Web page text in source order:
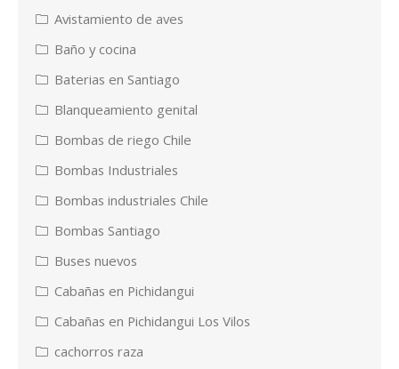
Avistamiento de aves
Baño y cocina
Baterias en Santiago
Blanqueamiento genital
Bombas de riego Chile
Bombas Industriales
Bombas industriales Chile
Bombas Santiago
Buses nuevos
Cabañas en Pichidangui
Cabañas en Pichidangui Los Vilos
cachorros raza